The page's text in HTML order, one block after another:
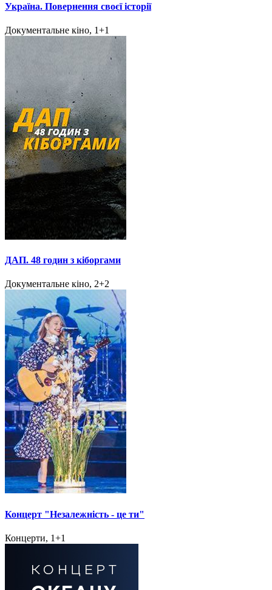
Україна. Повернення своєї історії
Документальне кіно, 1+1
ДАП. 48 годин з кіборгами
Документальне кіно, 2+2
Концерт "Незалежність - це ти"
Концерти, 1+1